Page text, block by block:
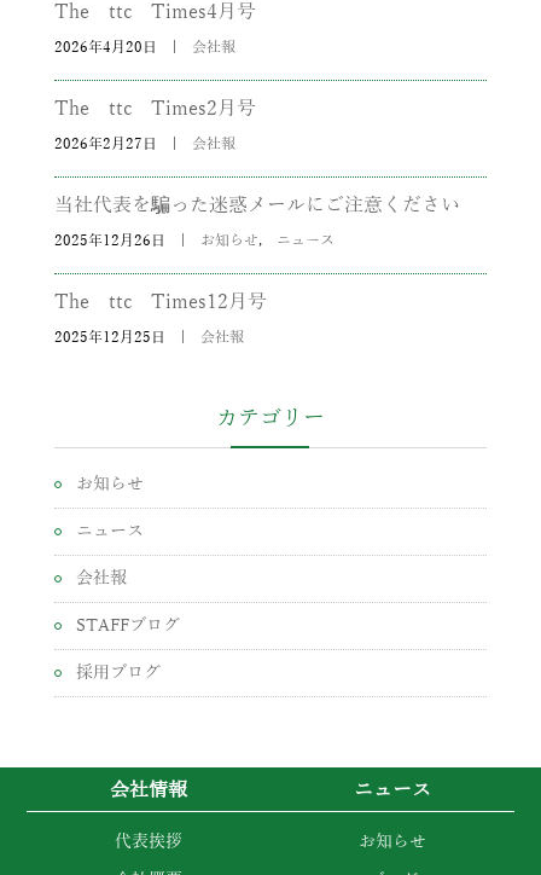
The ttc Times4月号
2026年4月20日 会社報
The ttc Times2月号
2026年2月27日 会社報
当社代表を騙った迷惑メールにご注意ください
2025年12月26日 お知らせ, ニュース
The ttc Times12月号
2025年12月25日 会社報
カテゴリー
お知らせ
ニュース
会社報
STAFFブログ
採用ブログ
会社情報
代表挨拶
ニュース
お知らせ